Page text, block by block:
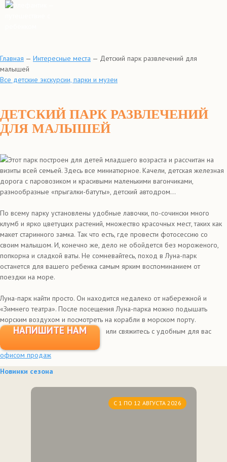
Главная — Интересные места — Детский парк развлечений для
малышей
Все детские экскурсии, парки и музеи
ДЕТСКИЙ ПАРК РАЗВЛЕЧЕНИЙ
ДЛЯ МАЛЫШЕЙ
Этот парк построен для детей младшего возраста и рассчитан на
визиты всей семьей. Здесь все миниатюрное. Качели, детская железная
дорога с паровозиком и красивыми маленькими вагончиками,
разнообразные «прыгалки-батуты», детский автодром...
По всему парку установлены удобные лавочки, по-сочински много
клумб и ярко цветущих растений, множество красочных мест, таких как
макет старинного замка. Так что есть, где провести фотосессию со
своим малышом. И, конечно же, дело не обойдется без мороженого,
попкорна и сладкой ваты. Не сомневайтесь, поход в Луна-парк
останется для вашего ребенка самым ярким воспоминанием от
поездки на море.
Луна-парк найти просто. Он находится недалеко от набережной и
«Зимнего театра». После посещения Луна-парка можно подышать
морским воздухом и посмотреть на корабли в морском порту.
НАПИШИТЕ НАМ или свяжитесь с удобным для вас
офисом продаж
Новинки сезона
С 1 ПО 12 АВГУСТА 2026